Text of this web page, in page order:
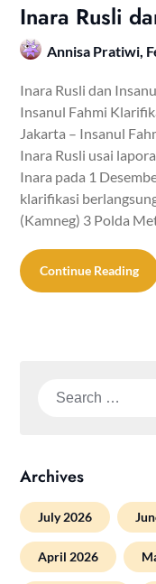
Inara Rusli
Annisa Pratiwi,
Inara Rusli dan
Insanul Fahmi
Jakarta – Insanul
Inara Rusli usai
Inara pada 1
klarifikasi
(Kamneg) 3 Polda
Continue Reading
Search
Archives
July 2026
April 2026